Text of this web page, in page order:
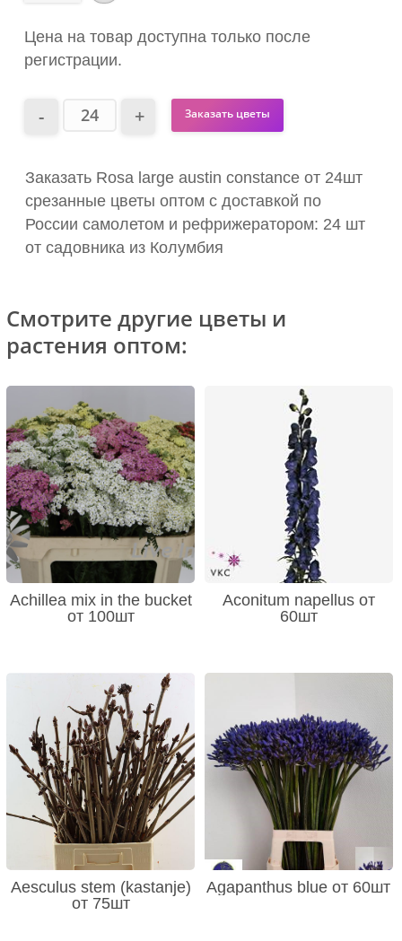
Цена на товар доступна только после
регистрации.
Заказать цветы
Заказать Rosa large austin constance от 24шт
срезанные цветы оптом с доставкой по
России самолетом и рефрижератором: 24 шт
от садовника из Колумбия
Смотрите другие цветы и
растения оптом:
Achillea mix in the bucket
от 100шт
Aconitum napellus от
60шт
Aesculus stem (kastanje)
от 75шт
Agapanthus blue от 60шт